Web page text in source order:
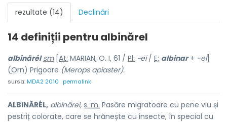
rezultate (14) Declinări
14 definiții pentru albinărel
albinărél sm[ At: MARIAN, O. I, 61 / Pl: ~ei/ E: albinar+ -el]
(Orn) Prigoare (Merops apiaster).
sursa:MDA2 2010 permalink
ALBINĂRÉL, albinărei, s. m. Pasăre migratoare cu pene viu și
pestriț colorate, care se hrănește cu insecte, în special cu